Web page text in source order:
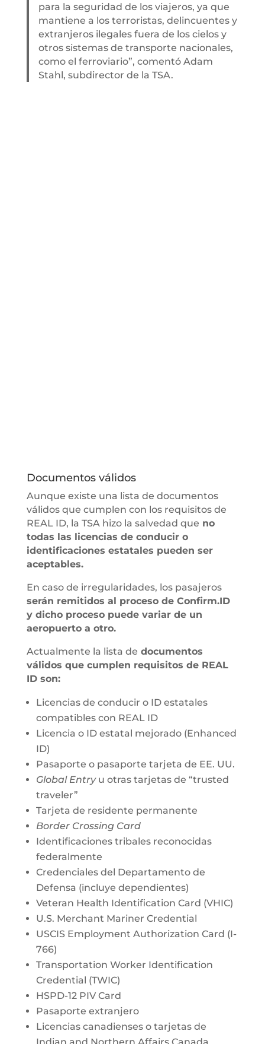
para la seguridad de los viajeros, ya que
mantiene a los terroristas, delincuentes y
extranjeros ilegales fuera de los cielos y
otros sistemas de transporte nacionales,
como el ferroviario”, comentó Adam
Stahl, subdirector de la TSA.
Documentos válidos
Aunque existe una lista de documentos
válidos que cumplen con los requisitos de
REAL ID, la TSA hizo la salvedad que no
todas las licencias de conducir o
identificaciones estatales pueden ser
aceptables.
En caso de irregularidades, los pasajeros
serán remitidos al proceso de Confirm.ID
y dicho proceso puede variar de un
aeropuerto a otro.
Actualmente la lista de documentos
válidos que cumplen requisitos de REAL
ID son:
Licencias de conducir o ID estatales
compatibles con REAL ID
Licencia o ID estatal mejorado (Enhanced
ID)
Pasaporte o pasaporte tarjeta de EE. UU.
Global Entry u otras tarjetas de “trusted
traveler”
Tarjeta de residente permanente
Border Crossing Card
Identificaciones tribales reconocidas
federalmente
Credenciales del Departamento de
Defensa (incluye dependientes)
Veteran Health Identification Card (VHIC)
U.S. Merchant Mariner Credential
USCIS Employment Authorization Card (I-
766)
Transportation Worker Identification
Credential (TWIC)
HSPD-12 PIV Card
Pasaporte extranjero
Licencias canadienses o tarjetas de